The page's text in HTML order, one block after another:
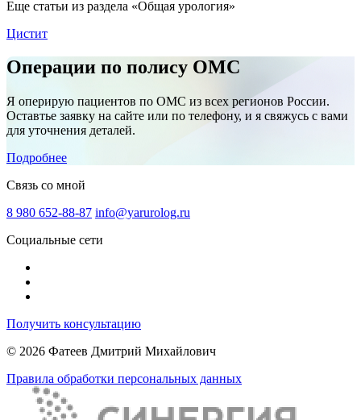
Еще статьи из раздела «Общая урология»
Цистит
Операции по полису ОМС
Я оперирую пациентов по ОМС из всех регионов России.
Оставтье заявку на сайте или по телефону, и я свяжусь с вами
для уточнения деталей.
Подробнее
Связь со мной
8 980 652-88-87 info@yarurolog.ru
Социальные сети
Получить консультацию
© 2026 Фатеев Дмитрий Михайлович
Правила обработки персональных данных